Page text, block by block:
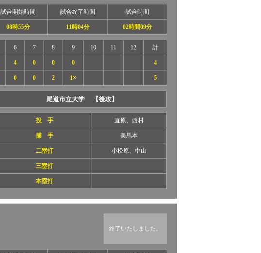
試合開始時間 試合終了時間 試合時間
08時55分 11時04分 02時間09分
6 7 8 9 10 11 12 計
4 0 0 0 4
0 0 2 1× 5
尾道市立大学 【後攻】
投 手 直原、西村
捕 手 美馬本
二塁打 小松原、中山
三塁打
本塁打
終了いたしました。